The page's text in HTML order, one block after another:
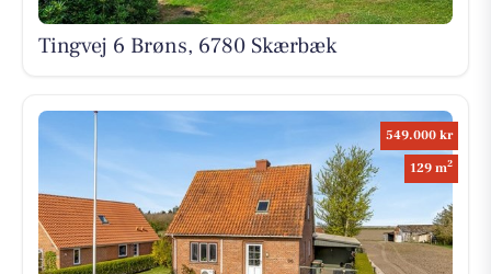
Tingvej 6 Brøns, 6780 Skærbæk
549.000 kr
129 m2